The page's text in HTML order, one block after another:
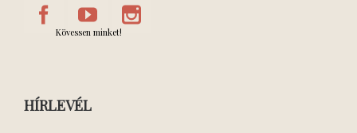
Kövessen minket!
HÍRLEVÉL